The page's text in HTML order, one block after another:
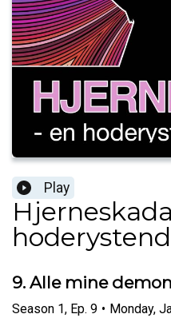
Play
9. Alle mine
Season 1, Ep. 9 • Monday,